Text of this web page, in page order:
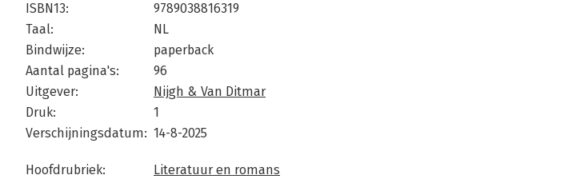
ISBN13:
9789038816319
Taal:
NL
Bindwijze:
paperback
Aantal pagina's:
96
Uitgever:
Nijgh & Van Ditmar
Druk:
1
Verschijningsdatum: 14-8-2025
Hoofdrubriek: Literatuur en romans